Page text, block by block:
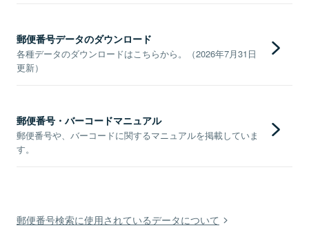
郵便番号データのダウンロード
各種データのダウンロードはこちらから。（2026年7月31日
更新）
郵便番号・バーコードマニュアル
郵便番号や、バーコードに関するマニュアルを掲載していま
す。
郵便番号検索に使用されているデータについて